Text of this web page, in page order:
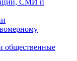
СМИ и
общественные